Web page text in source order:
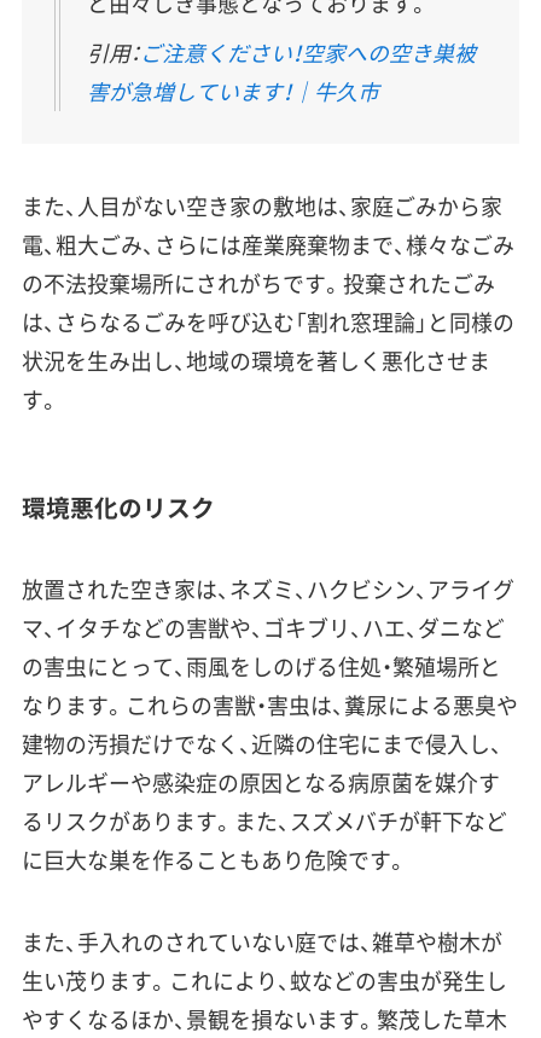
引用：ご注意ください！空家への空き巣被
害が急増しています！｜牛久市
また、人目がない空き家の敷地は、家庭ごみから家
電、粗大ごみ、さらには産業廃棄物まで、様々なごみ
の不法投棄場所にされがちです。投棄されたごみ
は、さらなるごみを呼び込む「割れ窓理論」と同様の
状況を生み出し、地域の環境を著しく悪化させま
す。
環境悪化のリスク
放置された空き家は、ネズミ、ハクビシン、アライグ
マ、イタチなどの害獣や、ゴキブリ、ハエ、ダニなど
の害虫にとって、雨風をしのげる住処・繁殖場所と
なります。これらの害獣・害虫は、糞尿による悪臭や
建物の汚損だけでなく、近隣の住宅にまで侵入し、
アレルギーや感染症の原因となる病原菌を媒介す
るリスクがあります。また、スズメバチが軒下など
に巨大な巣を作ることもあり危険です。
また、手入れのされていない庭では、雑草や樹木が
生い茂ります。これにより、蚊などの害虫が発生し
やすくなるほか、景観を損ないます。繁茂した草木